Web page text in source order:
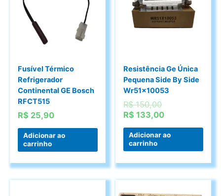
Fusível Térmico
Refrigerador
Continental GE Bosch
RFCT515
R$ 25,90
Adicionar ao
carrinho
Resistência Ge Única
Pequena Side By Side
Wr51x10053
R$150,00O
preço
era:
R$ 133,00O
atual
Adicionar ao
carrinho